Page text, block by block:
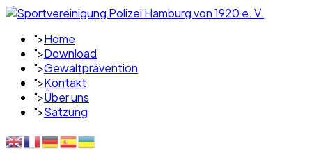
">Home
">Download
">Gewaltprävention
">Kontakt
">Über uns
">Satzung